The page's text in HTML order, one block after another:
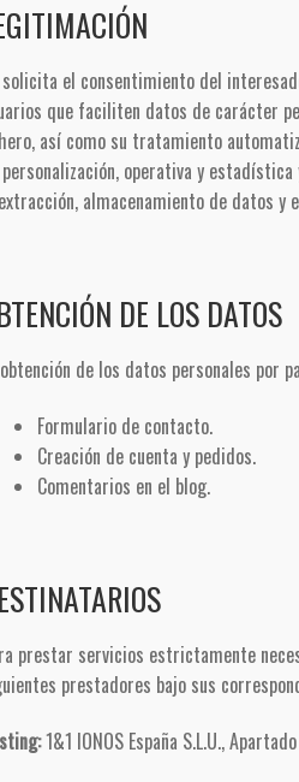
solicita el consentimiento del
que faciliten datos de carácter
así como su tratamiento
operativa y
almacenamiento de datos
DE LOS DATOS
de los datos personales por
Formulario de contacto.
Creación de cuenta y pedidos.
Comentarios en el blog.
prestar servicios estrictamente
prestadores bajo sus
1&1 IONOS España S.L.U.,